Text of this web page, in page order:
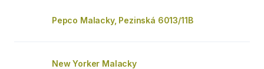
Pepco Malacky, Pezinská 6013/11B
New Yorker Malacky